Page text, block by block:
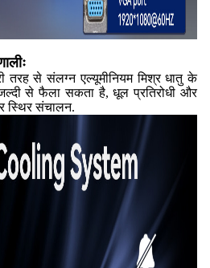
तरह से संलग्न एल्यूमीनियम मिश्र धातु के
से फैला सकता है, धूल प्रतिरोधी और
स्थिर संचालन.